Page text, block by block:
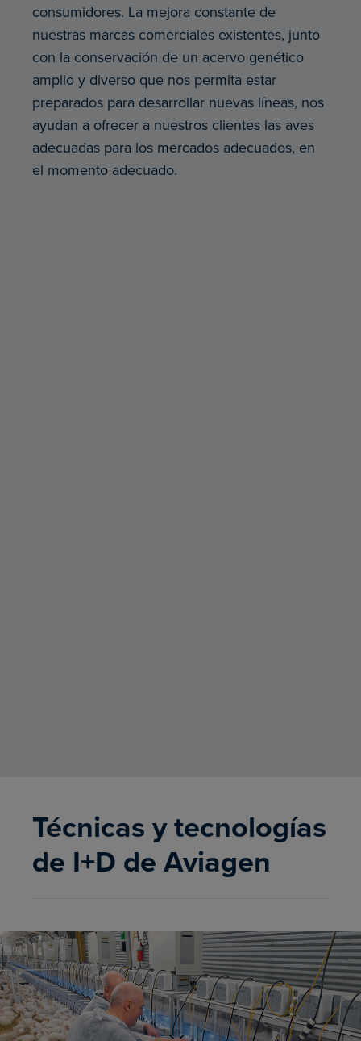
consumidores. La mejora constante de
nuestras marcas comerciales existentes, junto
con la conservación de un acervo genético
amplio y diverso que nos permita estar
preparados para desarrollar nuevas líneas, nos
ayudan a ofrecer a nuestros clientes las aves
adecuadas para los mercados adecuados, en
el momento adecuado.
Técnicas y tecnologías
de I+D de Aviagen